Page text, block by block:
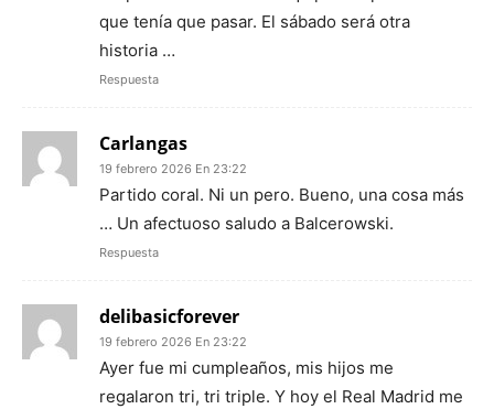
que tenía que pasar. El sábado será otra
historia …
Respuesta
Carlangas
19 febrero 2026 En 23:22
Partido coral. Ni un pero. Bueno, una cosa más
… Un afectuoso saludo a Balcerowski.
Respuesta
delibasicforever
19 febrero 2026 En 23:22
Ayer fue mi cumpleaños, mis hijos me
regalaron tri, tri triple. Y hoy el Real Madrid me